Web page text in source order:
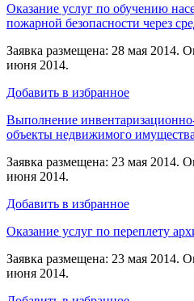
Оказание услуг по обучению
пожарной безопасности через
Заявка размещена: 28 мая 2014.
июня 2014.
Добавить в избранное
Выполнение
объекты недвижимого имущества
Заявка размещена: 23 мая 2014.
июня 2014.
Добавить в избранное
Оказание услуг по переплету
Заявка размещена: 23 мая 2014.
июня 2014.